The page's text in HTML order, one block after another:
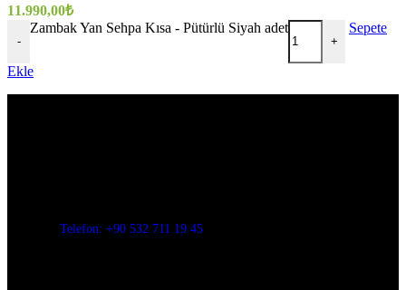
11.990,00₺
-
Zambak Yan Sehpa Kısa - Pütürlü Siyah adet
+
Sepete
Ekle
Telefon: +90 532 711 19 45